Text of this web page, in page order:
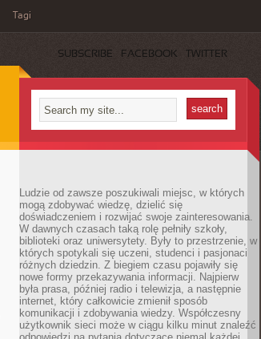
Tagi
SUBSCRIBE FACEBOOK TWITTER
Ludzie od zawsze poszukiwali miejsc, w których
mogą zdobywać wiedzę, dzielić się
doświadczeniem i rozwijać swoje zainteresowania.
W dawnych czasach taką rolę pełniły szkoły,
biblioteki oraz uniwersytety. Były to przestrzenie, w
których spotykali się uczeni, studenci i pasjonaci
różnych dziedzin. Z biegiem czasu pojawiły się
nowe formy przekazywania informacji. Najpierw
była prasa, później radio i telewizja, a następnie
internet, który całkowicie zmienił sposób
komunikacji i zdobywania wiedzy. Współczesny
użytkownik sieci może w ciągu kilku minut znaleźć